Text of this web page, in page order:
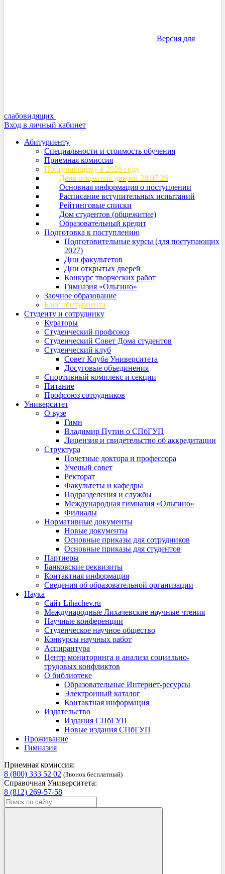
Версия для
слабовидящих
Вход в личный кабинет
Абитуриенту
Специальности и стоимость обучения
Приемная комиссия
Поступающему в 2026 году
День открытых дверей 28.07.26
Основная информация о поступлении
Расписание вступительных испытаний
Рейтинговые списки
Дом студентов (общежитие)
Образовательный кредит
Подготовка к поступлению
Подготовительные курсы (для поступающих
2027)
Дни факультетов
Дни открытых дверей
Конкурс творческих работ
Гимназия «Ольгино»
Заочное образование
Блог абитуриента
Студенту и сотруднику
Кураторы
Студенческий профсоюз
Студенческий Совет Дома студентов
Студенческий клуб
Совет Клуба Университета
Досуговые объединения
Спортивный комплекс и секции
Питание
Профсоюз сотрудников
Университет
О вузе
Гимн
Владимир Путин о СПбГУП
Лицензия и свидетельство об аккредитации
Структура
Почетные доктора и профессора
Ученый совет
Ректорат
Факультеты и кафедры
Подразделения и службы
Международная гимназия «Ольгино»
Филиалы
Нормативные документы
Новые документы
Основные приказы для сотрудников
Основные приказы для студентов
Партнеры
Банковские реквизиты
Контактная информация
Сведения об образовательной организации
Наука
Сайт Lihachev.ru
Международные Лихачевские научные чтения
Научные конференции
Студенческое научное общество
Конкурсы научных работ
Аспирантура
Центр мониторинга и анализа социально-
трудовых конфликтов
О библиотеке
Образовательные Интернет-ресурсы
Электронный каталог
Контактная информация
Издательство
Издания СПбГУП
Новые издания СПбГУП
Проживание
Гимназия
Приемная комиссия:
8 (800) 333 52 02 (Звонок бесплатный)
Справочная Университета:
8 (812) 269-57-58